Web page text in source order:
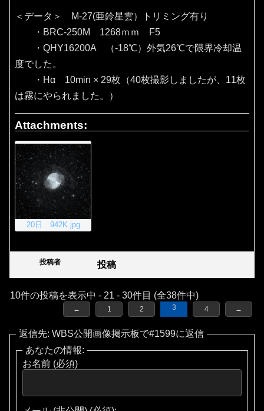
＜データ＞ M-27(亜鈴星雲）トリミング有り
・BRC-250M 1268ｍｍ F5
・QHY16200A （‐18℃）外気26℃で限界冷却温
度でした。
・Hα 10min × 29枚（40枚撮影しましたが、11枚
は霧にやられました。）
Attachments:
20日 942K.jpg
投稿者 投稿
10件の投稿を表示中 - 21 - 30件目 (全38件中)
← 1 2 3 4 →
返信先: WBS公開画像掲示板で#1599に返信
あなたの情報:
お名前 (必須)